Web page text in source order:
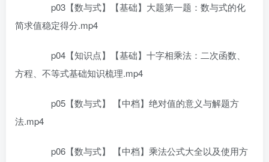
p03【数与式】【基础】大题第一题：数与式的化
简求值稳定得分.mp4
p04【知识点】【基础】十字相乘法：二次函数、
方程、不等式基础知识梳理.mp4
p05【数与式】 【中档】绝对值的意义与解题方
法.mp4
p06【数与式】 【中档】乘法公式大全以及使用方